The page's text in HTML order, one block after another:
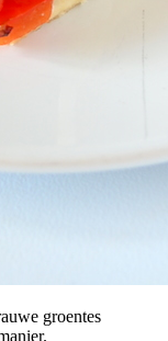
groentes